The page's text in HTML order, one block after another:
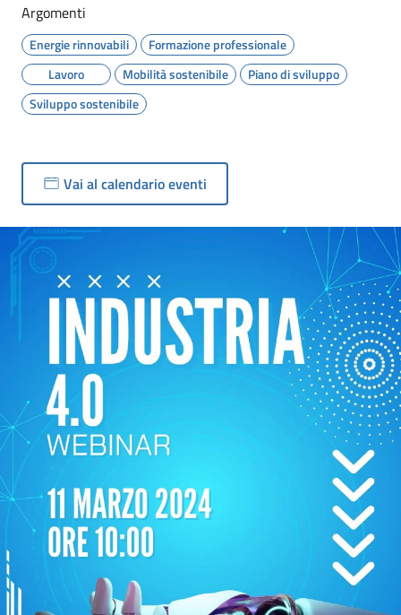
Argomenti
Energie rinnovabili
Formazione professionale
Lavoro
Mobilità sostenibile
Piano di sviluppo
Sviluppo sostenibile
Vai al calendario eventi